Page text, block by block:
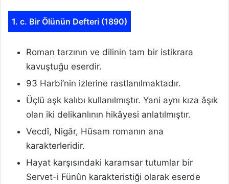
1. c. Bir Ölünün Defteri (1890)
Roman tarzının ve dilinin tam bir istikrara
kavuştuğu eserdir.
93 Harbi’nin izlerine rastlanılmaktadır.
Üçlü aşk kalıbı kullanılmıştır. Yani aynı kıza âşık
olan iki delikanlının hikâyesi anlatılmıştır.
Vecdî, Nigâr, Hüsam romanın ana
karakterleridir.
Hayat karşısındaki karamsar tutumlar bir
Servet-i Fünûn karakteristiği olarak eserde